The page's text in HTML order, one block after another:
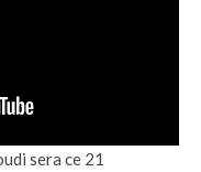
sera ce 21